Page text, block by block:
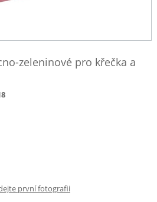
zeleninové pro křečka a
první fotografii